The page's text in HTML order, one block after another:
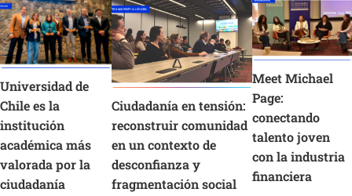
Universidad de
Chile es la
institución
académica más
valorada por la
ciudadanía
Ciudadanía en tensión:
reconstruir comunidad
en un contexto de
desconfianza y
fragmentación social
Meet Michael
Page:
conectando
talento joven
con la industria
financiera